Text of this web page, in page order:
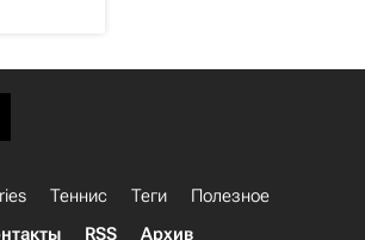
Теннис Теги
Полезное
RSS Архив